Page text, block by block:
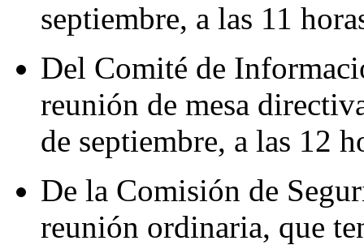
septiembre, a las 11
Del Comité de
reunión de mesa
de septiembre, a las 12
De la Comisión de
reunión ordinaria, que